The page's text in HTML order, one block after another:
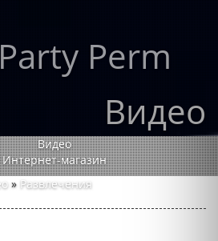
Perm
Видео
Видео
Интернет-магазин
» Развлечения